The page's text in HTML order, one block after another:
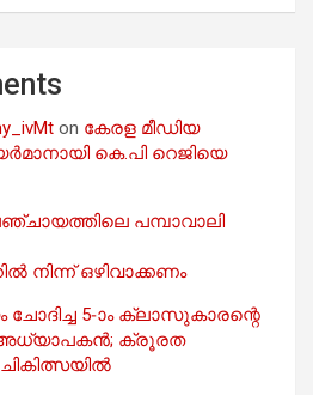
on കേരള മീഡിയ
കെ.പി റെജിയെ
പമ്പാവാലി
നിന്ന് ഒഴിവാക്കണം
5-ാം ക്ലാസുകാരന്റെ
ക്രൂരത
ചികിത്സയിൽ